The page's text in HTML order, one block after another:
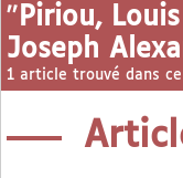
" Piriou,
Joseph
1 article trouvé dans